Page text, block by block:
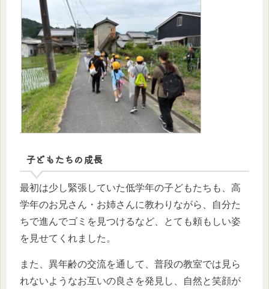
子どもたちの成長
最初は少し緊張していた低学年の子どもたちも、高
学年のお兄さん・お姉さんに教わりながら、自分た
ちで進んでゴミを見つけるなど、とても頼もしい姿
を見せてくれました。
また、異年齢の交流を通して、普段の教室では見ら
れないようなお互いの良さを発見し、自然と笑顔が